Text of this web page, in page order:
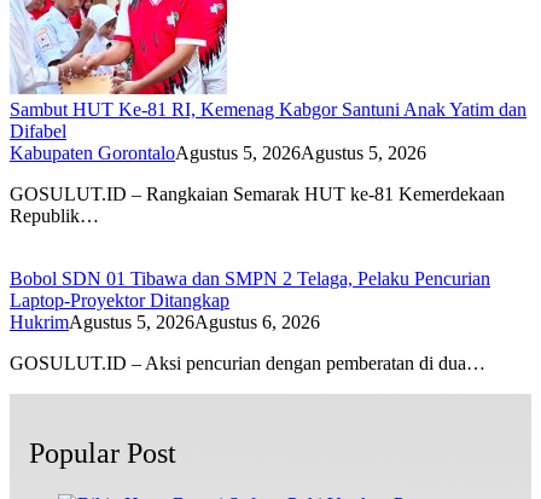
Sambut HUT Ke-81 RI, Kemenag Kabgor Santuni Anak Yatim dan
Difabel
Kabupaten GorontaloAgustus 5, 2026Agustus 5, 2026
GOSULUT.ID – Rangkaian Semarak HUT ke-81 Kemerdekaan
Republik…
Bobol SDN 01 Tibawa dan SMPN 2 Telaga, Pelaku Pencurian
Laptop-Proyektor Ditangkap
HukrimAgustus 5, 2026Agustus 6, 2026
GOSULUT.ID – Aksi pencurian dengan pemberatan di dua…
Popular Post